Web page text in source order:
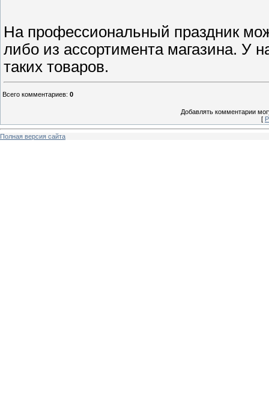
На профессиональный праздник
либо из ассортимента магазина. У
таких товаров.
Всего комментариев: 0
Добавлять комментарии
[
Полная версия сайта